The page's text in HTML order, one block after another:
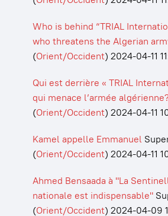
Who is behind “TRIAL
who threatens the Algerian
(Orient/Occident) 2024-04-11
Qui est derrière « TRIAL
qui menace l’armée
(Orient/Occident) 2024-04-11
Kamel appelle Emmanuel
(Orient/Occident) 2024-04-11
Ahmed Bensaada à "La
nationale est indispensable"
(Orient/Occident) 2024-04-09